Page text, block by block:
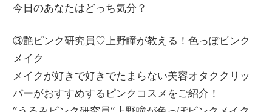
今日のあなたはどっち気分？
③艶ピンク研究員♡上野瞳が教える！色っぽピンク
メイク
メイクが好きで好きでたまらない美容オタククリッ
パーがおすすめするピンクコスメをご紹介！